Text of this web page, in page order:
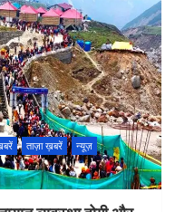
ताज़ा ख़बरें
न्यूज़